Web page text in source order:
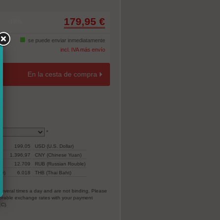
179,95 €
se puede enviar inmediatamente
incl. IVA más envío
En la cesta de compra
*
199,05
USD (U.S. Dollar)
1.396,97
CNY (Chinese Yuan)
12.709
RUB (Russian Rouble)
6.018 THB (Thai Baht)
times a day and are not binding. Please
exchange rates with your payment